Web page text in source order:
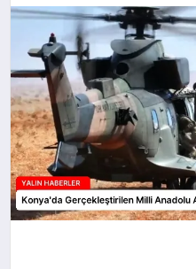
MAGAZİN
SAĞLIK